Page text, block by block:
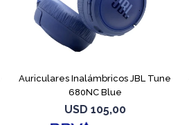
Auriculares Inalámbricos JBL Tune
680NC Blue
USD 105,00